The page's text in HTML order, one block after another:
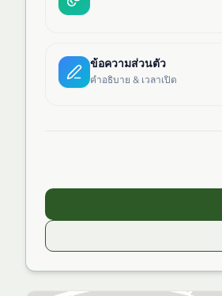
ข้อความส่วนตัว
คำอธิบาย & เวลาเปิด